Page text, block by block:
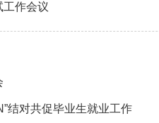
工作会议
结对共促毕业生就业工作